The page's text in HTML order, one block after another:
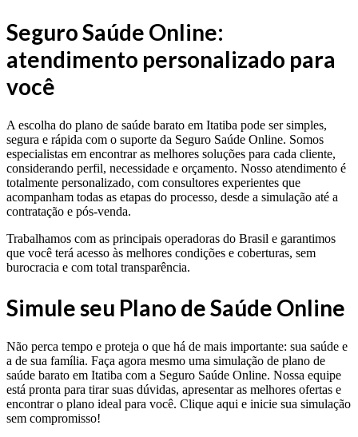
Seguro Saúde Online:
atendimento personalizado para
você
A escolha do plano de saúde barato em Itatiba pode ser simples,
segura e rápida com o suporte da Seguro Saúde Online. Somos
especialistas em encontrar as melhores soluções para cada cliente,
considerando perfil, necessidade e orçamento. Nosso atendimento é
totalmente personalizado, com consultores experientes que
acompanham todas as etapas do processo, desde a simulação até a
contratação e pós-venda.
Trabalhamos com as principais operadoras do Brasil e garantimos
que você terá acesso às melhores condições e coberturas, sem
burocracia e com total transparência.
Simule seu Plano de Saúde Online
Não perca tempo e proteja o que há de mais importante: sua saúde e
a de sua família. Faça agora mesmo uma simulação de plano de
saúde barato em Itatiba com a Seguro Saúde Online. Nossa equipe
está pronta para tirar suas dúvidas, apresentar as melhores ofertas e
encontrar o plano ideal para você. Clique aqui e inicie sua simulação
sem compromisso!